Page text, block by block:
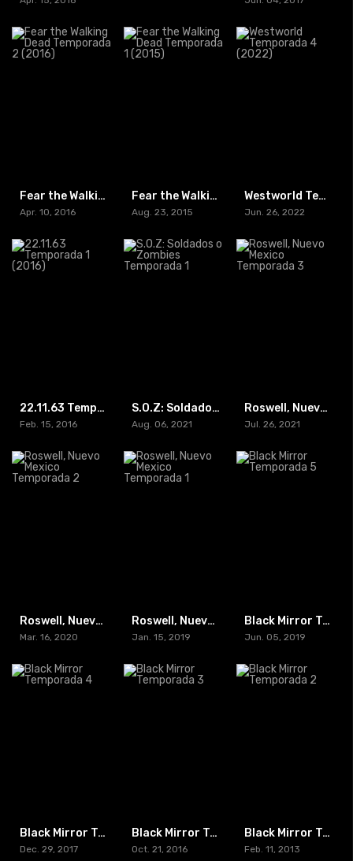
Fear the Walking Dead Temporada 2 (2016)
Apr. 10, 2016
Fear the Walking Dead Temporada 1 (2015)
Aug. 23, 2015
Westworld Temporada 4 (2022)
Jun. 26, 2022
22.11.63 Temporada 1 (2016)
Feb. 15, 2016
S.O.Z: Soldados o Zombies Temporada 1
Aug. 06, 2021
Roswell, Nuevo Mexico Temporada 3
Jul. 26, 2021
Roswell, Nuevo Mexico Temporada 2
Mar. 16, 2020
Roswell, Nuevo Mexico Temporada 1
Jan. 15, 2019
Black Mirror Temporada 5
Jun. 05, 2019
Black Mirror Temporada 4
Dec. 29, 2017
Black Mirror Temporada 3
Oct. 21, 2016
Black Mirror Temporada 2
Feb. 11, 2013